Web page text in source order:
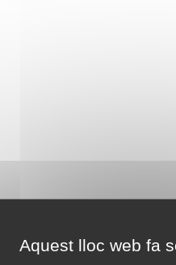
Aquest lloc web fa